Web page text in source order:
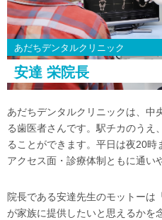
あだちデンタルクリニック
安達 栄院長
あだちデンタルクリニックは、中
る歯医者さんです。駅チカのうえ
ることができます。平日は夜20時
アクセス面・診療体制ともに通い
院長である安達先生のモットーは
が家族に提供したいと思えるかを